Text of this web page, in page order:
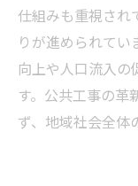
仕組みも重視され
りが進められて
向上や人口流入の
す。公共工事の革
ず、地域社会全体